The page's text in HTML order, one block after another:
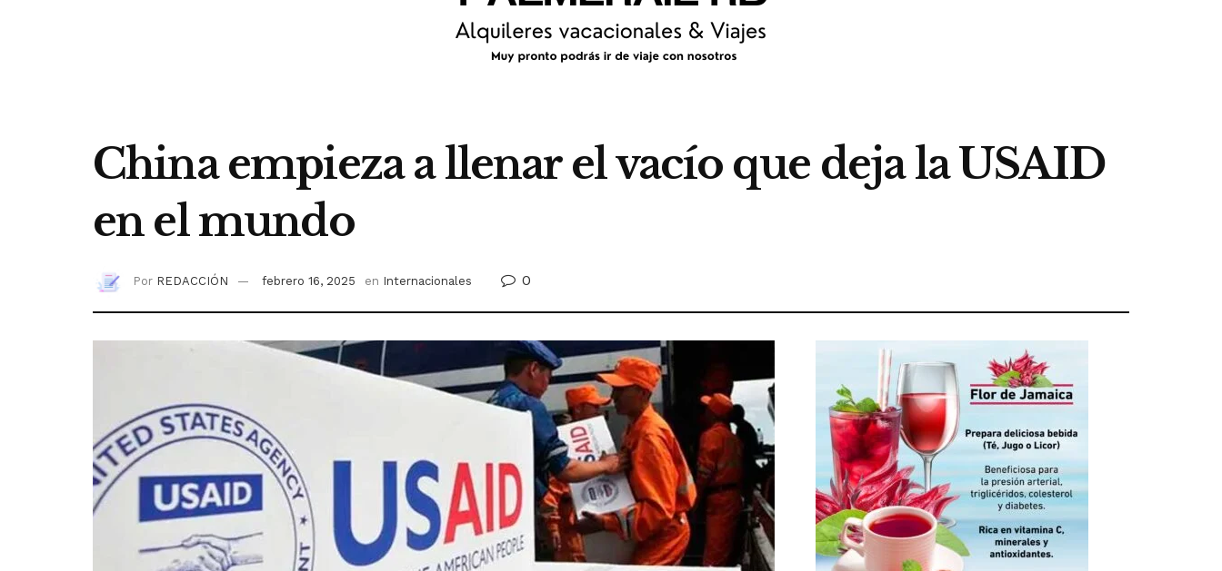
China empieza a llenar el vacío que deja la USAID
en el mundo
Por REDACCIÓN febrero 16, 2025 en Internacionales 0